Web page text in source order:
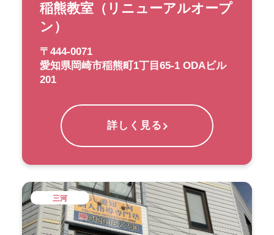
稲熊教室（リニューアルオープ
ン）
〒444-0071
愛知県岡崎市稲熊町1丁目65-1 ODAビル
201
詳しく見る
三河